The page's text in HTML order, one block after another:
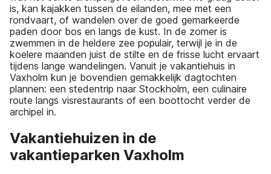
is, kan kajakken tussen de eilanden, mee met een
rondvaart, of wandelen over de goed gemarkeerde
paden door bos en langs de kust. In de zomer is
zwemmen in de heldere zee populair, terwijl je in de
koelere maanden juist de stilte en de frisse lucht ervaart
tijdens lange wandelingen. Vanuit je vakantiehuis in
Vaxholm kun je bovendien gemakkelijk dagtochten
plannen: een stedentrip naar Stockholm, een culinaire
route langs visrestaurants of een boottocht verder de
archipel in.
Vakantiehuizen in de
vakantieparken Vaxholm